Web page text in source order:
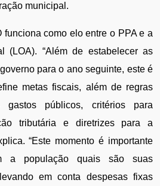
municipal.
como elo entre o PPA e a
(LOA). “Além de estabelecer as
para o ano seguinte, este é
metas fiscais, além de regras
públicos, critérios para
tributária e diretrizes para a
“Este momento é importante
a população quais são suas
em conta despesas fixas